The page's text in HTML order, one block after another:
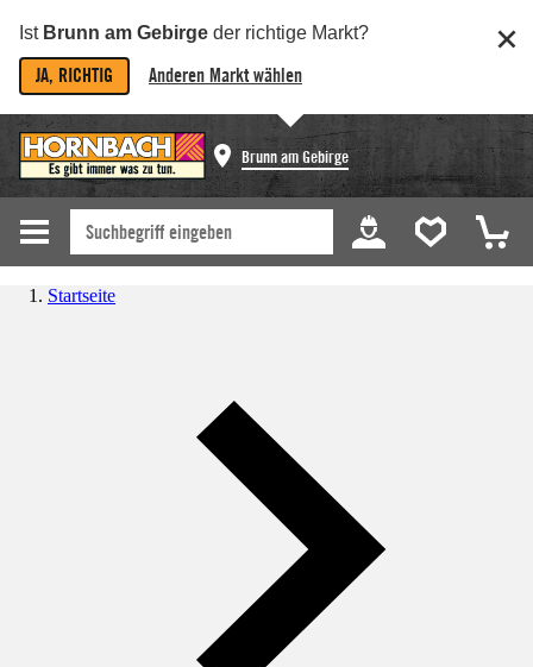
Ist Brunn am Gebirge der richtige Markt?
JA, RICHTIG Anderen Markt wählen
Brunn am Gebirge
Startseite